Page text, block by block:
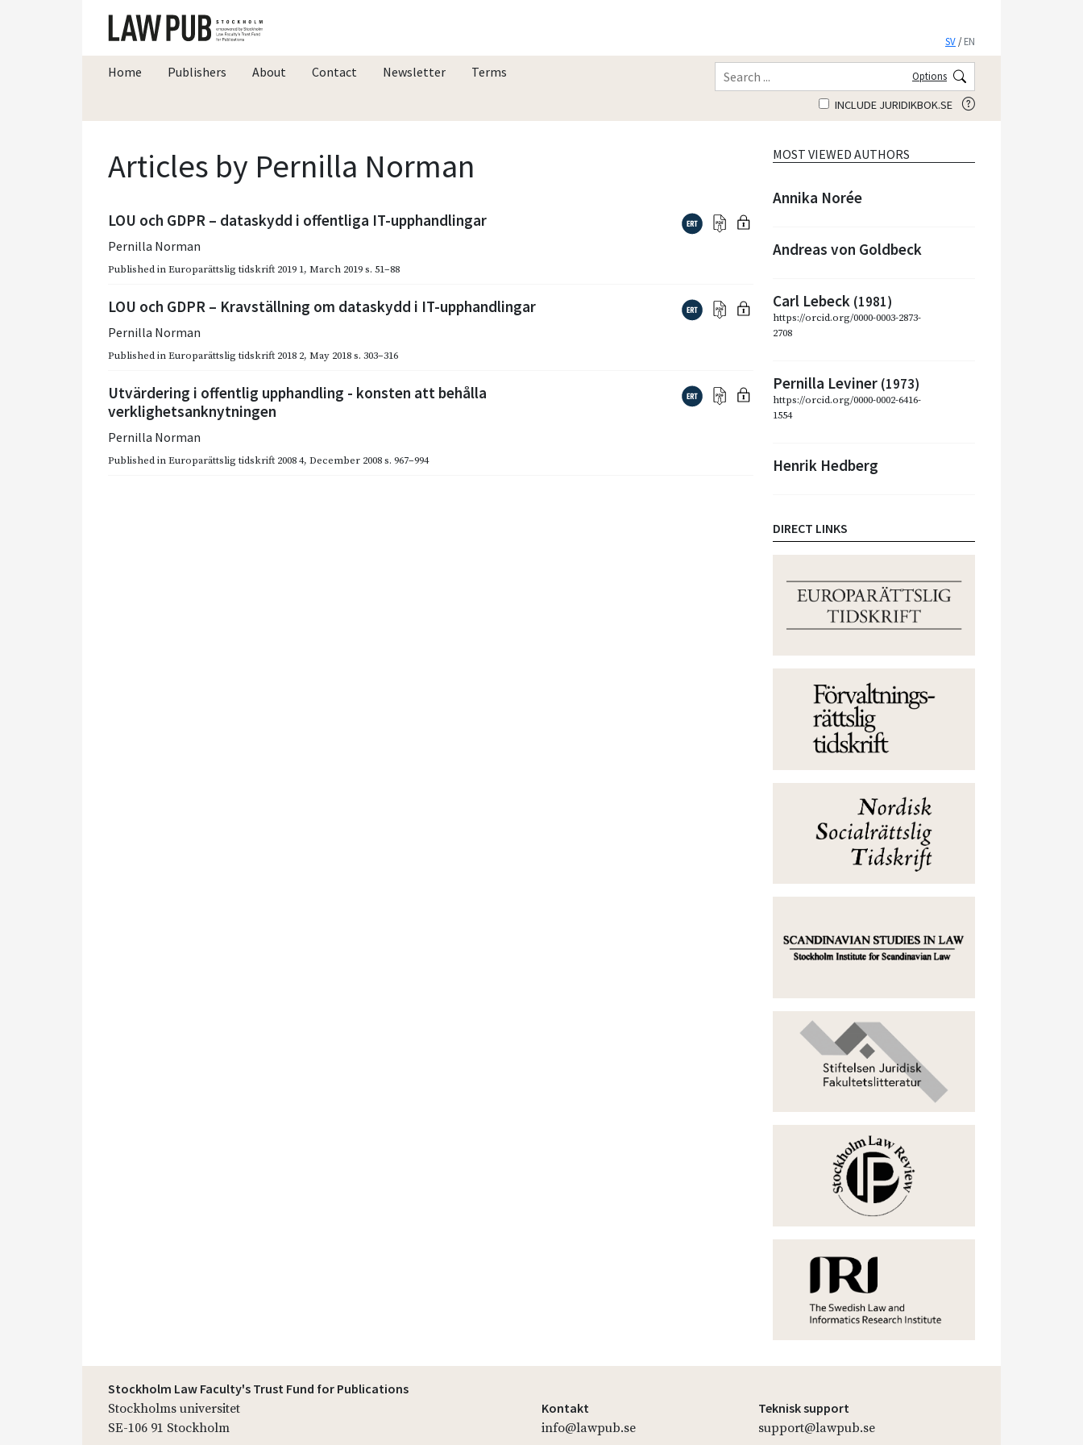
SV /EN
Home Publishers About Contact Newsletter Terms Options
INCLUDE JURIDIKBOK.SE
Articles by Pernilla Norman
LOU och GDPR – dataskydd i offentliga IT-upphandlingar
Pernilla Norman
Published inEuroparättslig tidskrift 2019 1, March 2019s. 51–88
LOU och GDPR – Krav­ställning om dataskydd i IT-upphandlingar
Pernilla Norman
Published inEuroparättslig tidskrift 2018 2, May 2018s. 303–316
Utvärdering i offentlig upphandling - konsten att behålla
verklighetsanknytningen
Pernilla Norman
Published inEuroparättslig tidskrift 2008 4, December 2008s. 967–994
MOST VIEWED AUTHORS
Annika Norée
Andreas von Goldbeck
Carl Lebeck (1981)
https://orcid.org/0000-0003-2873-
2708
Pernilla Leviner (1973)
https://orcid.org/0000-0002-6416-
1554
Henrik Hedberg
DIRECT LINKS
Stockholm Law Faculty's Trust Fund for Publications
Stockholms universitet
SE-106 91 Stockholm
Kontakt
info@lawpub.se
Teknisk support
support@lawpub.se